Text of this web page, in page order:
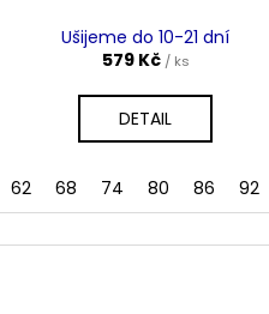
Ušijeme do 10-21 dní
579 Kč / ks
DETAIL
62 68 74 80 86 92